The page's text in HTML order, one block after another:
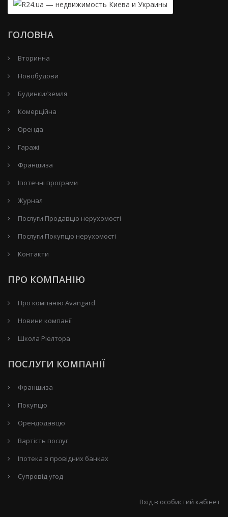
ГОЛОВНА
Вторинна
Новобудови
Будинки/земля
Комерційна
Оренда
Гаражі
Франшиза
Іпотечні програми
Журнал
Послуги Продавцю нерухомості
Послуги Покупцю нерухомості
Контакти
ПРО КОМПАНІЮ
Про компанію Avangard
Новини компанії
Школа Ріелтора
ПОСЛУГИ КОМПАНІЇ
Франшиза
Покупцю
Орендодавцю
Вартість послуг
Іпотека в провідних банках
Супровід угод
Вхід в особистий кабінет